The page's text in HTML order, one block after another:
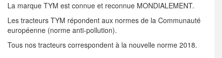
La marque TYM est connue et reconnue MONDIALEMENT.
Les tracteurs TYM répondent aux normes de la Communauté
européenne (norme anti-pollution).
Tous nos tracteurs correspondent à la nouvelle norme 2018.